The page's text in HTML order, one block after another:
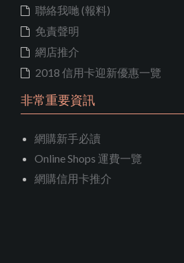
聯絡我哋 (報料)
免責聲明
網店推介
2018 信用卡迎新優惠一覽
非常重要資訊
網購新手必讀
Online Shops 運費一覽
網購信用卡推介